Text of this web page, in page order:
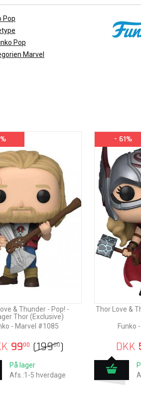
Pop
Pop
Marvel
& Thunder - Pop! -
Thor (Exclusive)
- Marvel #1085
9900 (19900)
På lager
Afs.:1-5 hverdage
- 61%
Thor Love &
Funko
DKK